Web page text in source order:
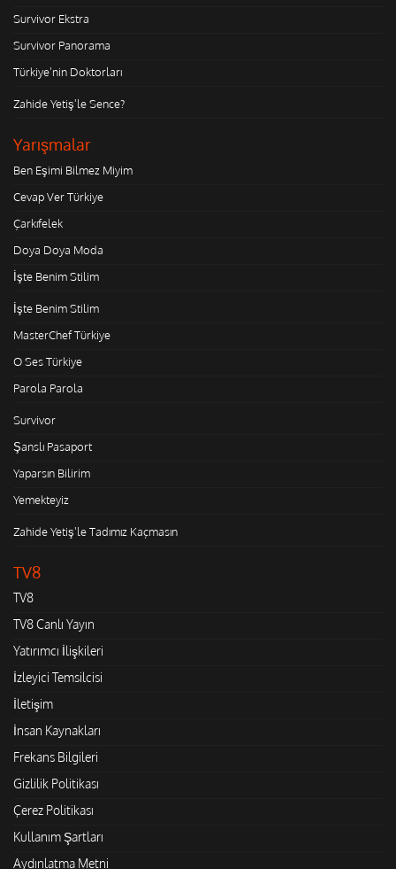
Survivor Ekstra
Survivor Panorama
Türkiye'nin Doktorları
Zahide Yetiş'le Sence?
Yarışmalar
Ben Eşimi Bilmez Miyim
Cevap Ver Türkiye
Çarkıfelek
Doya Doya Moda
İşte Benim Stilim
İşte Benim Stilim
MasterChef Türkiye
O Ses Türkiye
Parola Parola
Survivor
Şanslı Pasaport
Yaparsın Bilirim
Yemekteyiz
Zahide Yetiş'le Tadımız Kaçmasın
TV8
TV8
TV8 Canlı Yayın
Yatırımcı İlişkileri
İzleyici Temsilcisi
İletişim
İnsan Kaynakları
Frekans Bilgileri
Gizlilik Politikası
Çerez Politikası
Kullanım Şartları
Aydınlatma Metni